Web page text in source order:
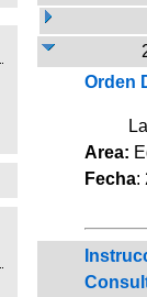
Orden
Area:
Fecha: